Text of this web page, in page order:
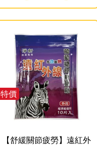
特價
【舒緩關節疲勞】遠紅外